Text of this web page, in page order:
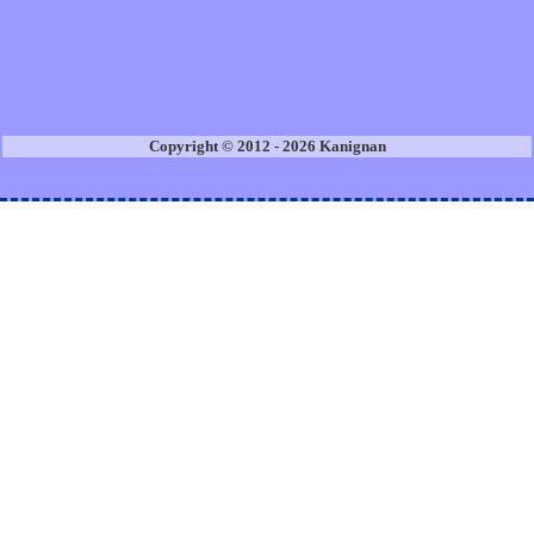
Copyright © 2012 - 2026 Kanignan